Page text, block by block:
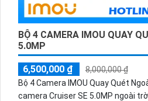
BỘ 4 CAMERA IMOU QUAY
5.0MP
6,500,000 ₫
8,000,000 ₫
Bộ 4 Camera IMOU Quay Quét
camera Cruiser SE 5.0MP ngoài